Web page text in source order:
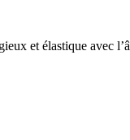
et élastique avec